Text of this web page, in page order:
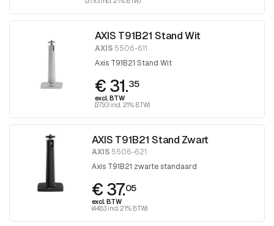
AXIS T91B21 Stand Wit
AXIS5506-611
Axis T91B21 Stand Wit
€ 31.35
excl. BTW
(37.93 incl. 21% BTW)
AXIS T91B21 Stand Zwart
AXIS5506-621
Axis T91B21 zwarte standaard
€ 37.05
excl. BTW
(44.83 incl. 21% BTW)